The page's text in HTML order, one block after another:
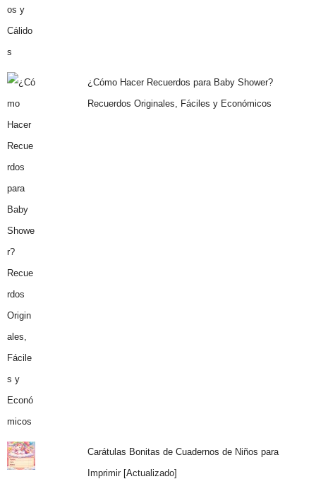
¿Cómo Hacer Recuerdos para Baby Shower?
Recuerdos Originales, Fáciles y Económicos
Carátulas Bonitas de Cuadernos de Niños para
Imprimir [Actualizado]